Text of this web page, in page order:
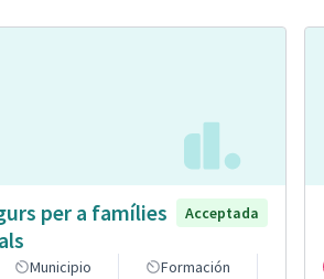
per a famílies
Acceptada
Municipio
Formación